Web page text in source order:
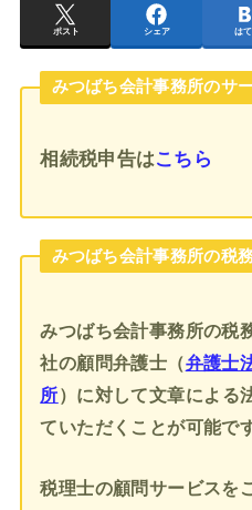
ポスト シェア は
みつばち会計事務所のサ
相続税申告はこちら
みつばち会計事務所の税
みつばち会計事務所の税
社の顧問弁護士（弁護士
所）に対して文章による
ていただくことが可能で
税理士の顧問サービスを